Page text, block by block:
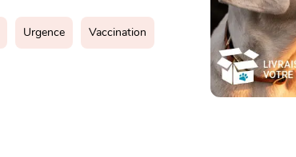
Urgence Vaccination